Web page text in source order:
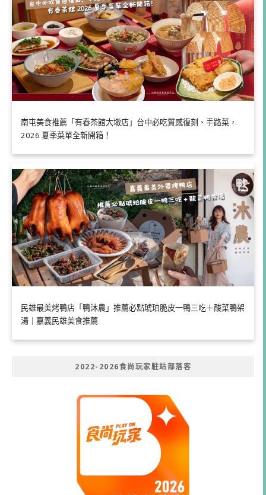
南屯美食推薦「有春茶館大墩店」台中必吃質感復刻、手路菜，
2026 夏季菜單全新開箱！
民雄最美烤鴨店「鴨沐農」推薦必點琥珀脆皮一鴨三吃＋酸菜鴨架
湯｜嘉義民雄美食推薦
2022-2026食尚玩家駐站部落客